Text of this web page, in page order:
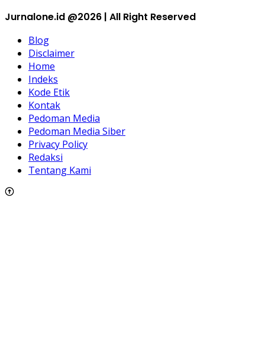
Jurnalone.id @2026 | All Right Reserved
Blog
Disclaimer
Home
Indeks
Kode Etik
Kontak
Pedoman Media
Pedoman Media Siber
Privacy Policy
Redaksi
Tentang Kami